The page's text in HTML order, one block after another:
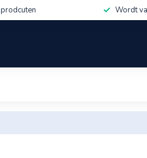
prodcuten Wordt